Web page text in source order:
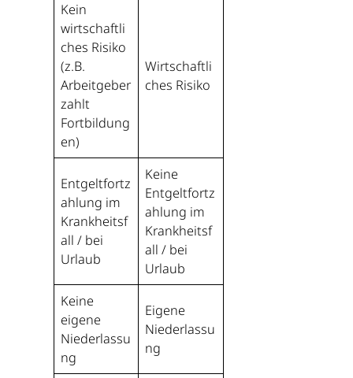
Kein
wirtschaftli
ches Risiko
(z.B.
Arbeitgeber
zahlt
Fortbildung
en)
Wirtschaftli
ches Risiko
Entgeltfortz
ahlung im
Krankheitsf
all / bei
Urlaub
Keine
Entgeltfortz
ahlung im
Krankheitsf
all / bei
Urlaub
Keine
eigene
Niederlassu
ng
Eigene
Niederlassu
ng